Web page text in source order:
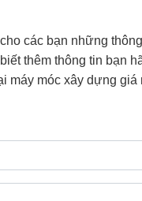
các bạn những
thêm thông tin bạn
máy móc xây dựng giá